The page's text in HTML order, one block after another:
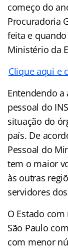
começo do
Procuradoria
feita e
Ministério da
Clique aqui e
Entendendo
pessoal do
situação do
país. De
Pessoal do
tem o maior
às outras
servidores
O Estado
São Paulo
com menor